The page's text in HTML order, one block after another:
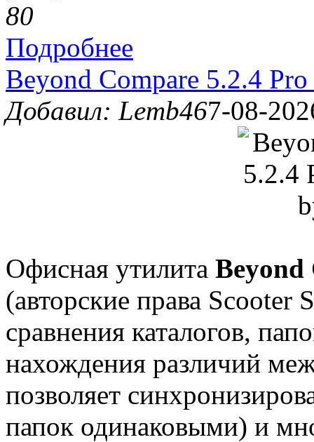
80
Подробнее
Beyond Compare 5.2.4
Добавил: Lemb467-08-
Офисная утилита Beyond
(авторские права Scooter
сравнения каталогов,
нахождения различий
позволяет
папок одинаковыми) и